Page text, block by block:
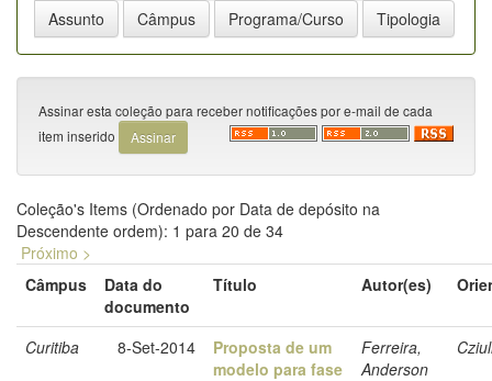
Assinar esta coleção para receber notificações por e-mail de cada
item inserido
Coleção's Items (Ordenado por Data de depósito na
Descendente ordem): 1 para 20 de 34
Próximo >
Câmpus
Data do
documento
Título Autor(es)
Curitiba 8-Set-2014
Proposta de um
modelo para fase
Ferreira,
Anderson